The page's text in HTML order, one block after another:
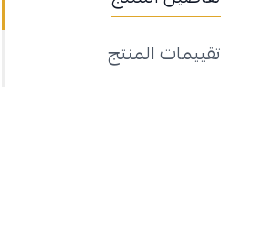
تقييمات المنتج